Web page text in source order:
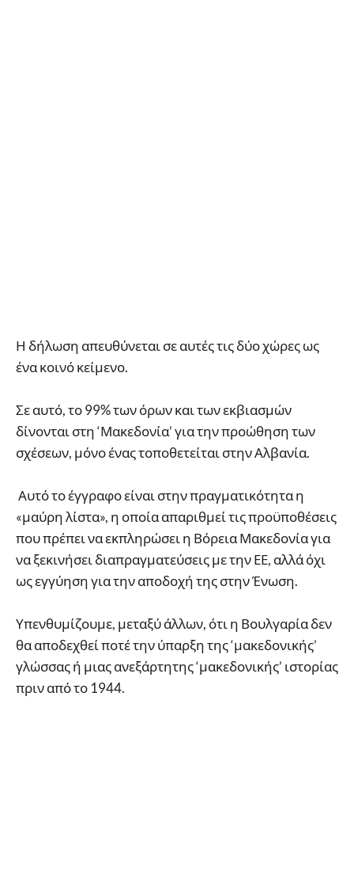
Η δήλωση απευθύνεται σε αυτές τις δύο χώρες ως
ένα κοινό κείμενο.
Σε αυτό, το 99% των όρων και των εκβιασμών
δίνονται στη ‘Μακεδονία’ για την προώθηση των
σχέσεων, μόνο ένας τοποθετείται στην Αλβανία.
Αυτό το έγγραφο είναι στην πραγματικότητα η
«μαύρη λίστα», η οποία απαριθμεί τις προϋποθέσεις
που πρέπει να εκπληρώσει η Βόρεια Μακεδονία για
να ξεκινήσει διαπραγματεύσεις με την ΕΕ, αλλά όχι
ως εγγύηση για την αποδοχή της στην Ένωση.
Υπενθυμίζουμε, μεταξύ άλλων, ότι η Βουλγαρία δεν
θα αποδεχθεί ποτέ την ύπαρξη της ‘μακεδονικής’
γλώσσας ή μιας ανεξάρτητης ‘μακεδονικής’ ιστορίας
πριν από το 1944.